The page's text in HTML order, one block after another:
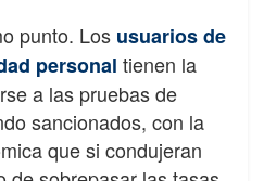
punto. Los usuarios de
personal tienen la
a las pruebas de
sancionados, con la
que si condujeran